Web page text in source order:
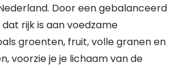
Door een gebalanceerd
rijk is aan voedzame
groenten, fruit, volle granen en
voorzie je je lichaam van de